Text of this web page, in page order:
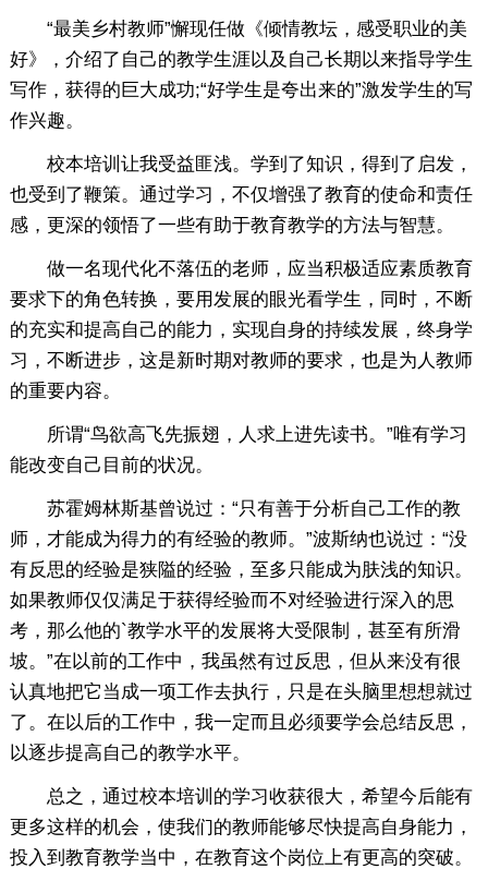
“最美乡村教师”懈现任做《倾情教坛，感受职业的美
好》，介绍了自己的教学生涯以及自己长期以来指导学生
写作，获得的巨大成功;“好学生是夸出来的”激发学生的写
作兴趣。
校本培训让我受益匪浅。学到了知识，得到了启发，
也受到了鞭策。通过学习，不仅增强了教育的使命和责任
感，更深的领悟了一些有助于教育教学的方法与智慧。
做一名现代化不落伍的老师，应当积极适应素质教育
要求下的角色转换，要用发展的眼光看学生，同时，不断
的充实和提高自己的能力，实现自身的持续发展，终身学
习，不断进步，这是新时期对教师的要求，也是为人教师
的重要内容。
所谓“鸟欲高飞先振翅，人求上进先读书。”唯有学习
能改变自己目前的状况。
苏霍姆林斯基曾说过：“只有善于分析自己工作的教
师，才能成为得力的有经验的教师。”波斯纳也说过：“没
有反思的经验是狭隘的经验，至多只能成为肤浅的知识。
如果教师仅仅满足于获得经验而不对经验进行深入的思
考，那么他的`教学水平的发展将大受限制，甚至有所滑
坡。”在以前的工作中，我虽然有过反思，但从来没有很
认真地把它当成一项工作去执行，只是在头脑里想想就过
了。在以后的工作中，我一定而且必须要学会总结反思，
以逐步提高自己的教学水平。
总之，通过校本培训的学习收获很大，希望今后能有
更多这样的机会，使我们的教师能够尽快提高自身能力，
投入到教育教学当中，在教育这个岗位上有更高的突破。